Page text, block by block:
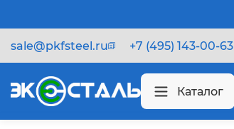
sale@pkfsteel.ru +7 (495) 143-00-63
Каталог